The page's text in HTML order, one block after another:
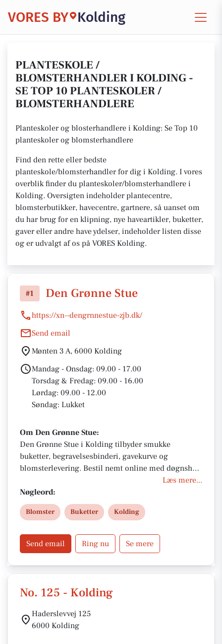
VORES BY Kolding
PLANTESKOLE /
BLOMSTERHANDLER I KOLDING -
SE TOP 10 PLANTESKOLER /
BLOMSTERHANDLERE
Planteskoler og blosterhandlere i Kolding: Se Top 10
planteskoler og blomsterhandlere
Find den rette eller bedste
planteskole/blomsterhandler for dig i Kolding. I vores
overblik finder du planteskoler/blomsterhandlere i
Kolding. Oversigten indeholder plantecentre,
blomsterbutikker, havecentre, gartnere, så uanset om
du har brug for en klipning, nye haveartikler, buketter,
gaver eller andre have ydelser, indeholder listen disse
og er udvalgt af os på VORES Kolding.
#1 Den Grønne Stue
https://xn--dengrnnestue-zjb.dk/
Send email
Mønten 3 A, 6000 Kolding
Mandag - Onsdag: 09.00 - 17.00
Torsdag & Fredag: 09.00 - 16.00
Lørdag: 09.00 - 12.00
Søndag: Lukket
Om Den Grønne Stue:
Den Grønne Stue i Kolding tilbyder smukke
buketter, begravelsesbinderi, gavekurve og
blomsterlevering. Bestil nemt online med døgnshop
og MobilePay. Lokale faguddannede florister sikrer
kvalitet og levering via Interflora i Danmark og
udlandet.
Læs mere...
Nøgleord:
Blomster Buketter Kolding
Send email Ring nu Se mere
No. 125 - Kolding
Haderslevvej 125
6000 Kolding